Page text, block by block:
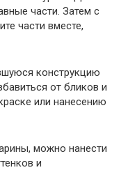
части. Затем с
части вместе,
конструкцию
от бликов и
или нанесению
можно нанести
и